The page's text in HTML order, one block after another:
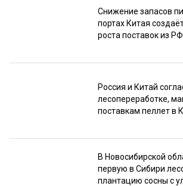
Снижение запасов
портах Китая
роста поставок из РФ
Россия и Китай
лесопереработке,
поставкам пеллет в
В Новосибирской
первую в Сибири
плантацию сосны с